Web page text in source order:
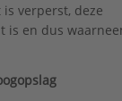
verperst, deze
is en dus